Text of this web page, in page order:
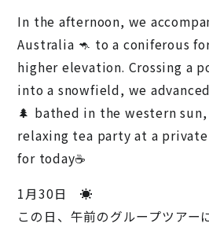
In the afternoon, we
Australia 🦘 to a coniferous
higher elevation. Crossing a
into a snowfield, we
🌲 bathed in the western
relaxing tea party at a
for today☕️
1月30日 ☀️
この日、午前のグループツアー